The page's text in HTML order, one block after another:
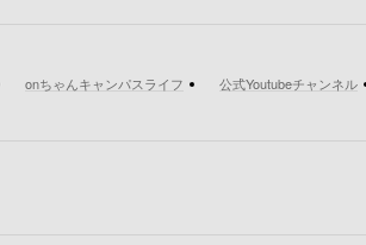
onちゃんキャンパスライフ 公式Youtubeチャンネル